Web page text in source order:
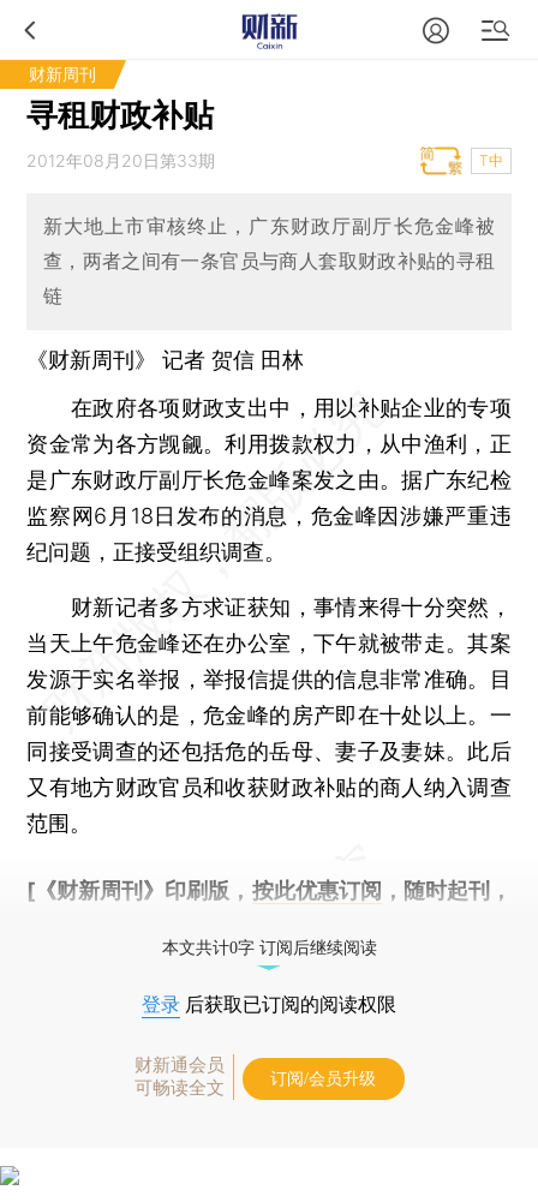
财新周刊
寻租财政补贴
2012年08月20日第33期 T中
新大地上市审核终止，广东财政厅副厅长危金峰被
查，两者之间有一条官员与商人套取财政补贴的寻租
链
《财新周刊》 记者贺信 田林
在政府各项财政支出中，用以补贴企业的专项
资金常为各方觊觎。利用拨款权力，从中渔利，正
是广东财政厅副厅长危金峰案发之由。据广东纪检
监察网6月18日发布的消息，危金峰因涉嫌严重违
纪问题，正接受组织调查。
财新记者多方求证获知，事情来得十分突然，
当天上午危金峰还在办公室，下午就被带走。其案
发源于实名举报，举报信提供的信息非常准确。目
前能够确认的是，危金峰的房产即在十处以上。一
同接受调查的还包括危的岳母、妻子及妻妹。此后
又有地方财政官员和收获财政补贴的商人纳入调查
范围。
[《财新周刊》印刷版， 按此优惠订阅 ，随时起刊，
本文共计0字 订阅后继续阅读
登录 后获取已订阅的阅读权限
财新通会员
可畅读全文
订阅/会员升级